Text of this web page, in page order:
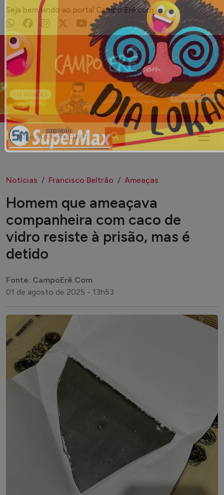
Seja bem vindo ao portal Campo Erê.com
Campo Erê.com
Notícias Francisco Beltrão Ameaças
Homem que ameaçava
companheira com caco de
vidro resiste à prisão, mas é
detido
Fonte: CampoErê.Com
01 de agosto de 2025 - 13h53